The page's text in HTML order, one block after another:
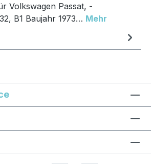
Volkswagen Passat, -
B1 Baujahr 1973… Mehr